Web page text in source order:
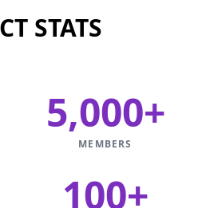
STATS
5,000+
MEMBERS
100+